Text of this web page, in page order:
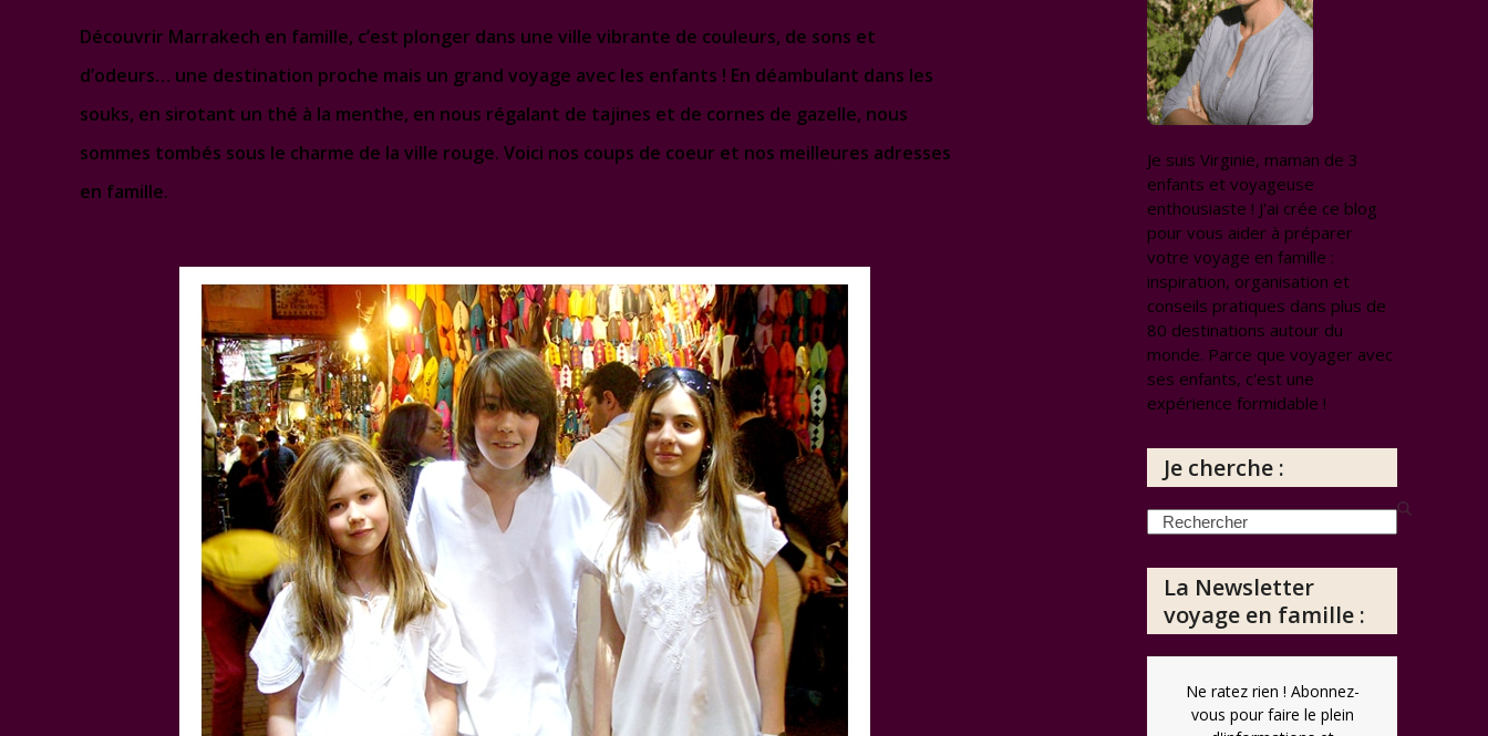
Découvrir Marrakech en famille, c’est plonger dans une ville vibrante de couleurs, de sons et
d’odeurs… une destination proche mais un grand voyage avec les enfants ! En déambulant dans les
souks, en sirotant un thé à la menthe, en nous régalant de tajines et de cornes de gazelle, nous
sommes tombés sous le charme de la ville rouge. Voici nos coups de coeur et nos meilleures adresses
en famille.
Je suis Virginie, maman de 3
enfants et voyageuse
enthousiaste ! J'ai crée ce blog
pour vous aider à préparer
votre voyage en famille :
inspiration, organisation et
conseils pratiques dans plus de
80 destinations autour du
monde. Parce que voyager avec
ses enfants, c'est une
expérience formidable !
Je cherche :
Search
La Newsletter
voyage en famille :
Ne ratez rien ! Abonnez-
vous pour faire le plein